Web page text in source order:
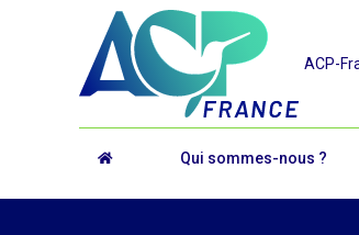
ACP-
Qui sommes-nous ?